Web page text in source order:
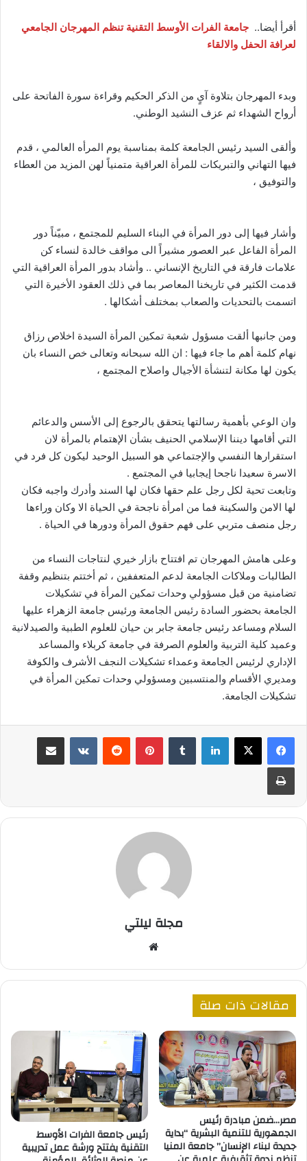
أقرأ أيضا.. جامعة الفرات الأوسط التقنية تنظم المهرجان الجامعي
لعرافة الحفل والالقاء
وبدء المهرجان بتلاوة آيٍ من الذكر الحكيم وقراءة سورة الفاتحة على
أرواح الشهداء ثم عزف النشيد الوطني.
وألقى السيد رئيس الجامعة كلمة بمناسبة يوم المرأه العالمي ، قدم
فيها التهاني والتبريكات للمرأة العراقية متمنياً لهن المزيد من العطاء
والتوفيق ،
وأشار فيها إلى دور المرأة في البناء السليم للمجتمع ، مبيّناً دور
المرأة الفاعل عبر العصور مشيراً الى مواقف خالدة لنساء كن
علامات فارقة في التاريخ الإنساني .. وأشاد بدور المرأة العراقية التي
قدمت الكثير في تاريخنا المعاصر بما في ذلك العقود الأخيرة التي
اتسمت بالتحديات والصعاب بمختلف أشكالها .
ومن جانبها ألقت مسؤول شعبة تمكين المرأة السيدة اخلاص رزاق
نهام كلمة أهم ما جاء فيها : ان الله سبحانه وتعالى خص النساء بان
يكون لها مكانة لتنشأة الأجيال واصلاح المجتمع ،
وان الوعي بأهمية رسالتها يتحقق بالرجوع إلى الأسس والدعائم
التي أقامها ديننا الإسلامي الحنيف بشأن الإهتمام بالمرأة لان
استقرارها النفسي والإجتماعي هو السبيل الوحيد ليكون كل فرد في
الاسرة سعيدا ناجحا إيجابيا في المجتمع .
وتابعت تحية لكل رجل علم حقها فكان لها السند وأدرك واجبه فكان
لها الامن والسكينة فما من امرأة ناجحة في الحياة الا وكان وراءها
رجل منصف متربي على فهم حقوق المرأة ودورها في الحياة .
وعلى هامش المهرجان تم افتتاح بازار خيري لنتاجات النساء من
الطالبات وملاكات الجامعة لدعم المتعففين ، ثم أختتم بتنظيم وقفة
تضامنية من قبل مسؤولي وحدات تمكين المرأة في تشكيلات
الجامعة بحضور السادة رئيس الجامعة ورئيس جامعة الزهراء عليها
السلام ومساعد رئيس جامعة جابر بن حيان للعلوم الطبية والصيدلانية
وعميد كلية التربية والعلوم الصرفة في جامعة كربلاء والمساعد
الإداري لرئيس الجامعة وعمداء تشكيلات النجف الأشرف والكوفة
ومديري الأقسام والمنتسبين ومسؤولي وحدات تمكين المرأة في
تشكيلات الجامعة.
لينكدإن بينتيريست مشاركة عبر البريد
طباعة
مجلة ليلتي
مقالات ذات صلة
مصر…ضمن مبادرة رئيس
الجمهورية للتنمية البشرية “بداية
جديدة لبناء الإنسان” جامعة المنيا
رئيس جامعة الفرات الأوسط
التقنية يفتتح ورشة عمل تدريبية